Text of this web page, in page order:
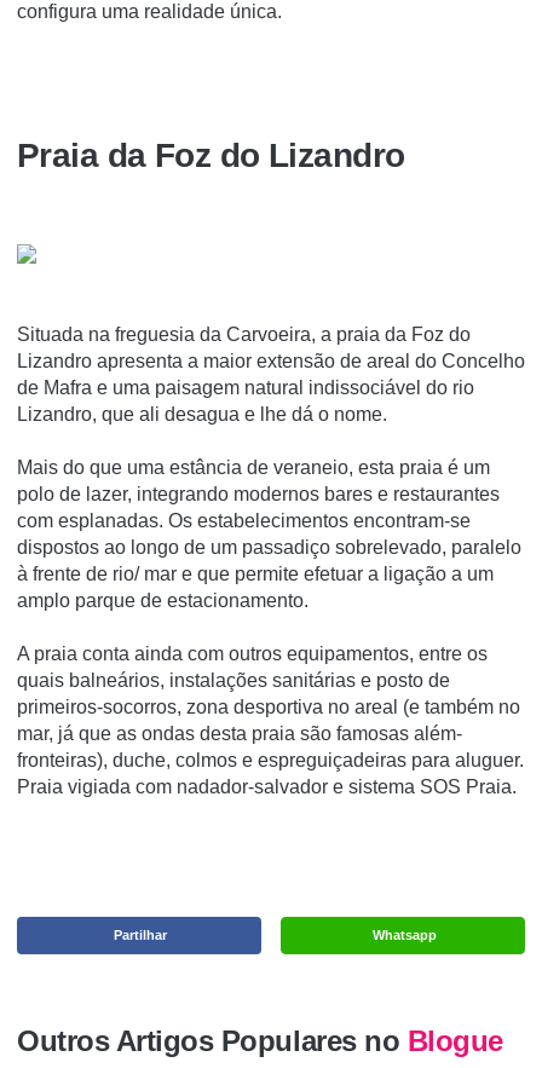
configura uma realidade única.
Praia da Foz do Lizandro
Situada na freguesia da Carvoeira, a praia da Foz do
Lizandro apresenta a maior extensão de areal do Concelho
de Mafra e uma paisagem natural indissociável do rio
Lizandro, que ali desagua e lhe dá o nome.
Mais do que uma estância de veraneio, esta praia é um
polo de lazer, integrando modernos bares e restaurantes
com esplanadas. Os estabelecimentos encontram-se
dispostos ao longo de um passadiço sobrelevado, paralelo
à frente de rio/ mar e que permite efetuar a ligação a um
amplo parque de estacionamento.
A praia conta ainda com outros equipamentos, entre os
quais balneários, instalações sanitárias e posto de
primeiros-socorros, zona desportiva no areal (e também no
mar, já que as ondas desta praia são famosas além-
fronteiras), duche, colmos e espreguiçadeiras para aluguer.
Praia vigiada com nadador-salvador e sistema SOS Praia.
Whatsapp
Partilhar
Outros Artigos Populares no Blogue